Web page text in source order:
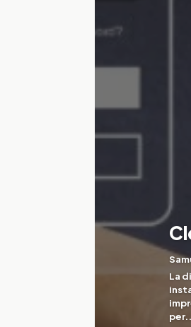
La